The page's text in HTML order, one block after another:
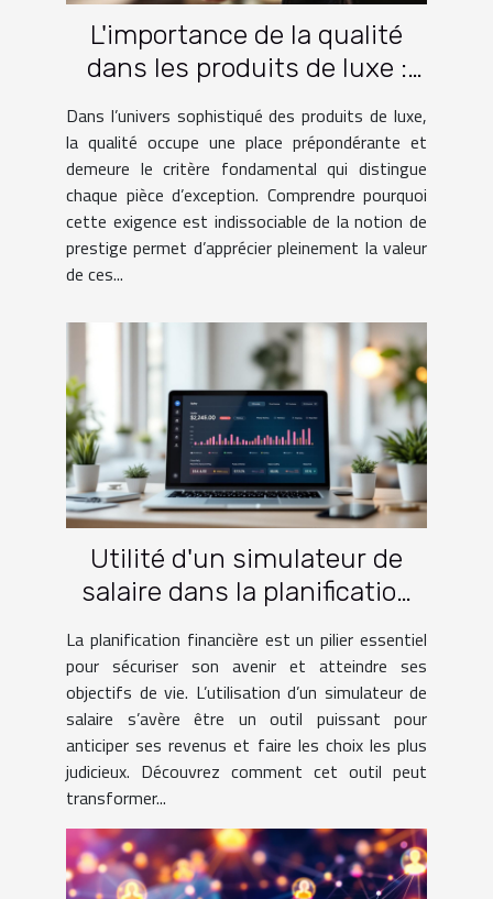
L'importance de la qualité
dans les produits de luxe :
Dans l’univers sophistiqué des produits de luxe,
la qualité occupe une place prépondérante et
demeure le critère fondamental qui distingue
chaque pièce d’exception. Comprendre pourquoi
cette exigence est indissociable de la notion de
prestige permet d’apprécier pleinement la valeur
de ces...
Utilité d'un simulateur de
salaire dans la planification
La planification financière est un pilier essentiel
pour sécuriser son avenir et atteindre ses
objectifs de vie. L’utilisation d’un simulateur de
salaire s’avère être un outil puissant pour
anticiper ses revenus et faire les choix les plus
judicieux. Découvrez comment cet outil peut
transformer...